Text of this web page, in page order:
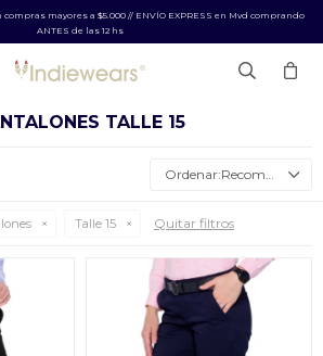
compras mayores a $5.000 // ENVÍO EXPRESS en Mvd comprando
ANTES de las 12 hs
TALLE 15
Recomendados
Talle 15 Quitar filtros